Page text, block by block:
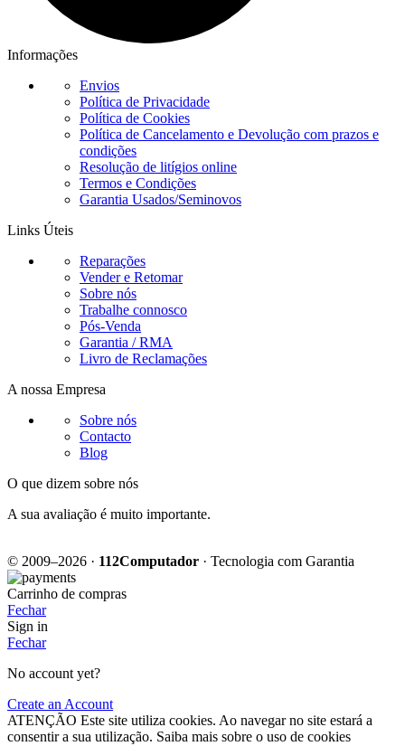
Informações
Envios
Política de Privacidade
Política de Cookies
Política de Cancelamento e Devolução com prazos e
condições
Resolução de litígios online
Termos e Condições
Garantia Usados/Seminovos
Links Úteis
Reparações
Vender e Retomar
Sobre nós
Trabalhe connosco
Pós-Venda
Garantia / RMA
Livro de Reclamações
A nossa Empresa
Sobre nós
Contacto
Blog
O que dizem sobre nós
A sua avaliação é muito importante.
© 2009–2026 · 112Computador · Tecnologia com Garantia
Carrinho de compras
Fechar
Sign in
Fechar
No account yet?
Create an Account
ATENÇÃO Este site utiliza cookies. Ao navegar no site estará a
consentir a sua utilização. Saiba mais sobre o uso de cookies